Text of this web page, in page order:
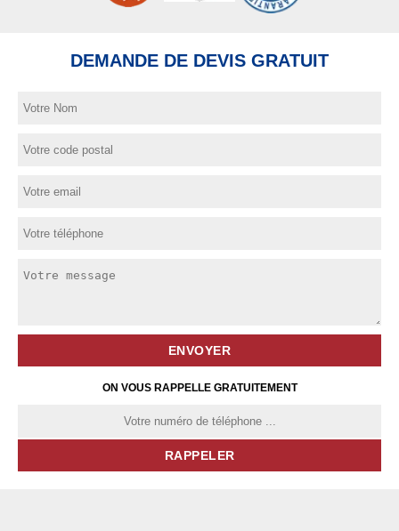
DEMANDE DE DEVIS GRATUIT
ON VOUS RAPPELLE GRATUITEMENT